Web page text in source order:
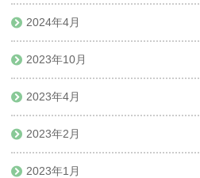
2024年4月
2023年10月
2023年4月
2023年2月
2023年1月